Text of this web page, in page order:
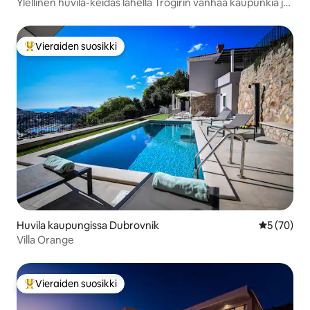
Ylellinen huvila-keidas lähellä Trogirin vanhaa kaupunkia ja
Vieraiden suosikkien parhaimmistoa
Vieraiden suosikki
Huvila kaupungissa Dubrovnik
5 (70)
Villa Orange
Vieraiden suosikkien parhaimmistoa
Vieraiden suosikki